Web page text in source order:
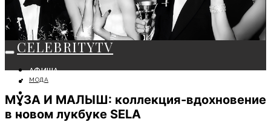
CELEBRITYTV
АФИША
СОБЫТИЯ
КРАСОТА
МОДА
ЛИЧНОСТЬ
МОДА
МУЗА И МАЛЫШ: коллекция-вдохновение
в новом лукбуке SELA